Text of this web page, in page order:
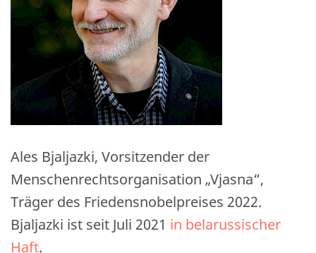
Ales Bjaljazki, Vorsitzender der
Menschenrechtsorganisation „Vjasna“,
Träger des Friedensnobelpreises 2022.
Bjaljazki ist seit Juli 2021 in belarussischer
Haft.